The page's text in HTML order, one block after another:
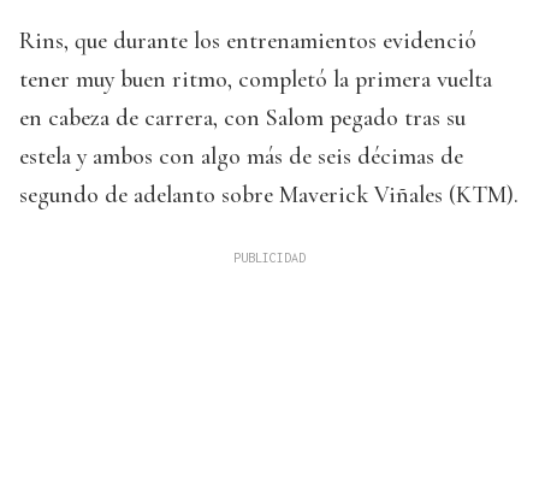
Rins, que durante los entrenamientos evidenció
tener muy buen ritmo, completó la primera vuelta
en cabeza de carrera, con Salom pegado tras su
estela y ambos con algo más de seis décimas de
segundo de adelanto sobre Maverick Viñales (KTM).